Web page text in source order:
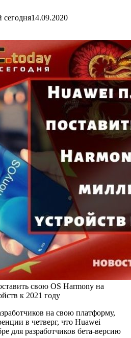
сегодня14.09.2020
свою OS Harmony на
к 2021 году
на свою платформу,
в четверг, что Huawei
для разработчиков бета-версию